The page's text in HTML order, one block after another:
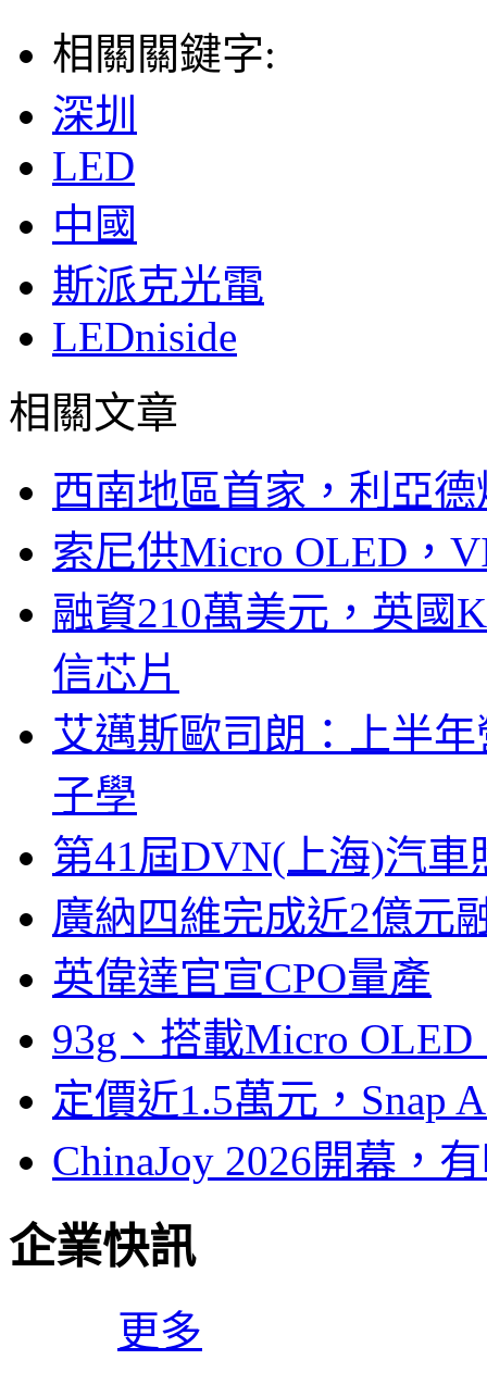
相關關鍵字:
深圳
LED
中國
斯派克光電
LEDniside
相關文章
西南地區首家，利亞
索尼供Micro OLED，
融資210萬美元，英國
信芯片
艾邁斯歐司朗：上半
子學
第41屆DVN(上海)汽
廣納四維完成近2億元
英偉達官宣CPO量產
93g、搭載Micro
定價近1.5萬元，Snap
ChinaJoy 2026開幕，
企業快訊
更多